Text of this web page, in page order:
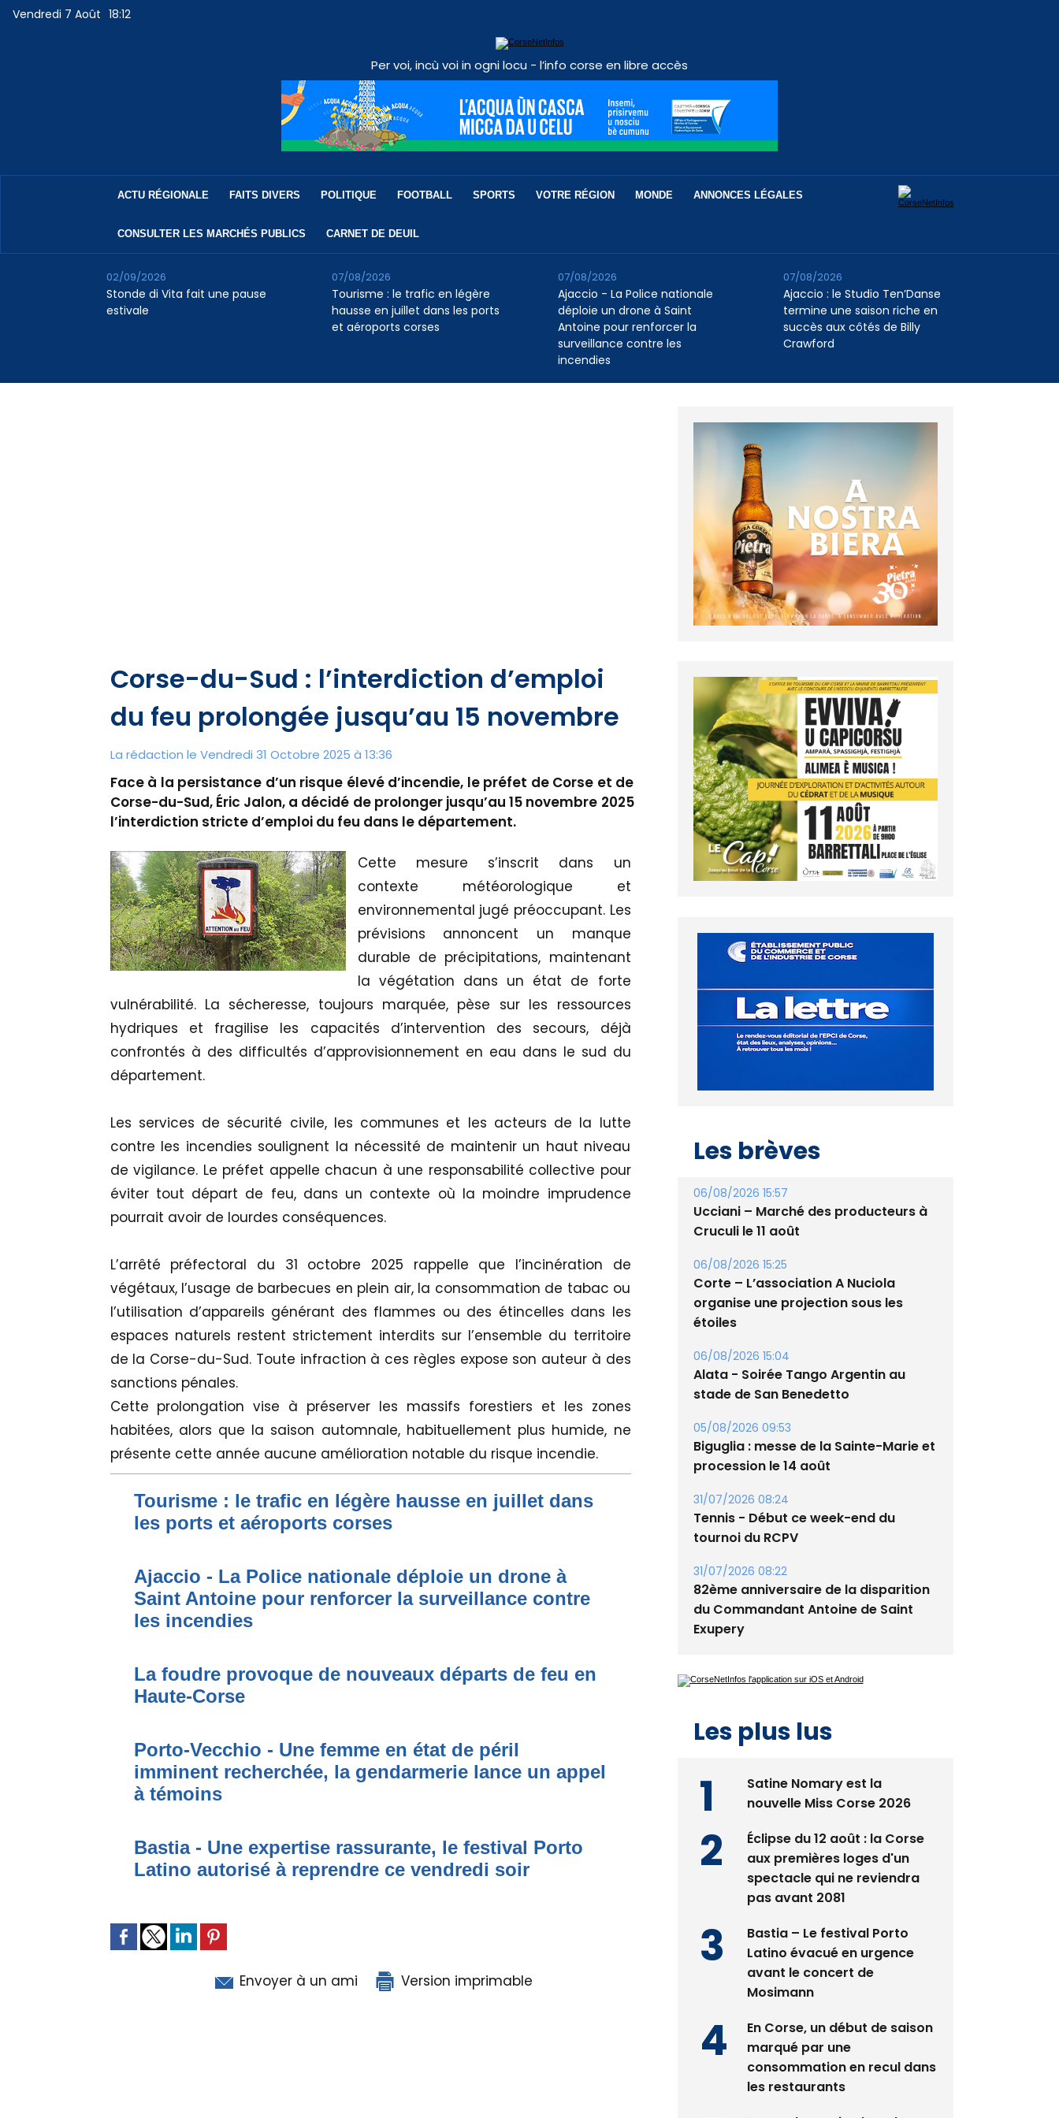
Vendredi 7 Août 18:12
Per voi, incù voi in ogni locu - l’info corse en libre accès
ACTU RÉGIONALE FAITS DIVERS POLITIQUE FOOTBALL SPORTS VOTRE RÉGION MONDE ANNONCES LÉGALES
CONSULTER LES MARCHÉS PUBLICS CARNET DE DEUIL
Stonde di Vita fait une pause
estivale
02/09/2026
Tourisme : le trafic en légère
hausse en juillet dans les ports
et aéroports corses
07/08/2026
Ajaccio - La Police nationale
déploie un drone à Saint
Antoine pour renforcer la
surveillance contre les
incendies
07/08/2026
Ajaccio : le Studio Ten’Danse
termine une saison riche en
succès aux côtés de Billy
Crawford
07/08/2026
Corse-du-Sud : l’interdiction d’emploi
du feu prolongée jusqu’au 15 novembre
La rédaction le Vendredi 31 Octobre 2025 à 13:36
Face à la persistance d’un risque élevé d’incendie, le préfet de Corse et de
Corse-du-Sud, Éric Jalon, a décidé de prolonger jusqu’au 15 novembre 2025
l’interdiction stricte d’emploi du feu dans le département.
Cette mesure s’inscrit dans un
contexte météorologique et
environnemental jugé préoccupant. Les
prévisions annoncent un manque
durable de précipitations, maintenant
la végétation dans un état de forte
vulnérabilité. La sécheresse, toujours marquée, pèse sur les ressources
hydriques et fragilise les capacités d’intervention des secours, déjà
confrontés à des difficultés d’approvisionnement en eau dans le sud du
département.
Les services de sécurité civile, les communes et les acteurs de la lutte
contre les incendies soulignent la nécessité de maintenir un haut niveau
de vigilance. Le préfet appelle chacun à une responsabilité collective pour
éviter tout départ de feu, dans un contexte où la moindre imprudence
pourrait avoir de lourdes conséquences.
L’arrêté préfectoral du 31 octobre 2025 rappelle que l’incinération de
végétaux, l’usage de barbecues en plein air, la consommation de tabac ou
l’utilisation d’appareils générant des flammes ou des étincelles dans les
espaces naturels restent strictement interdits sur l’ensemble du territoire
de la Corse-du-Sud. Toute infraction à ces règles expose son auteur à des
sanctions pénales.
Cette prolongation vise à préserver les massifs forestiers et les zones
habitées, alors que la saison automnale, habituellement plus humide, ne
présente cette année aucune amélioration notable du risque incendie.
Tourisme : le trafic en légère hausse en juillet dans
les ports et aéroports corses
Ajaccio - La Police nationale déploie un drone à
Saint Antoine pour renforcer la surveillance contre
les incendies
La foudre provoque de nouveaux départs de feu en
Haute-Corse
Porto-Vecchio - Une femme en état de péril
imminent recherchée, la gendarmerie lance un appel
à témoins
Bastia - Une expertise rassurante, le festival Porto
Latino autorisé à reprendre ce vendredi soir
Envoyer à un ami Version imprimable
Les brèves
06/08/2026 15:57
Ucciani – Marché des producteurs à
Cruculi le 11 août
06/08/2026 15:25
Corte – L’association A Nuciola
organise une projection sous les
étoiles
06/08/2026 15:04
Alata - Soirée Tango Argentin au
stade de San Benedetto
05/08/2026 09:53
Biguglia : messe de la Sainte-Marie et
procession le 14 août
31/07/2026 08:24
Tennis - Début ce week-end du
tournoi du RCPV
31/07/2026 08:22
82ème anniversaire de la disparition
du Commandant Antoine de Saint
Exupery
Les plus lus
Satine Nomary est la
nouvelle Miss Corse 2026
Éclipse du 12 août : la Corse
aux premières loges d'un
spectacle qui ne reviendra
pas avant 2081
Bastia – Le festival Porto
Latino évacué en urgence
avant le concert de
Mosimann
En Corse, un début de saison
marqué par une
consommation en recul dans
les restaurants